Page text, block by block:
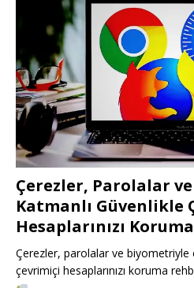
Çerezler, Parolalar
Katmanlı Güvenlikle
Hesaplarınızı
Çerezler, parolalar ve biyometriyle
çevrimiçi hesaplarınızı koruma